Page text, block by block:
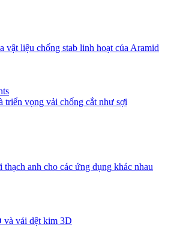
vật liệu chống stab linh hoạt của Aramid
triển vọng vải chống cắt như sợi
thạch anh cho các ứng dụng khác nhau
vải dệt kim 3D